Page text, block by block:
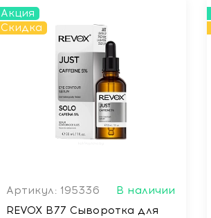
Акция
Скидка
Артикул: 195336
В наличии
REVOX B77 Сыворотка для